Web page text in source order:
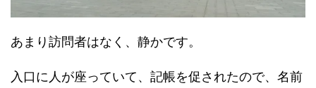
あまり訪問者はなく、静かです。
入口に人が座っていて、記帳を促されたので、名前